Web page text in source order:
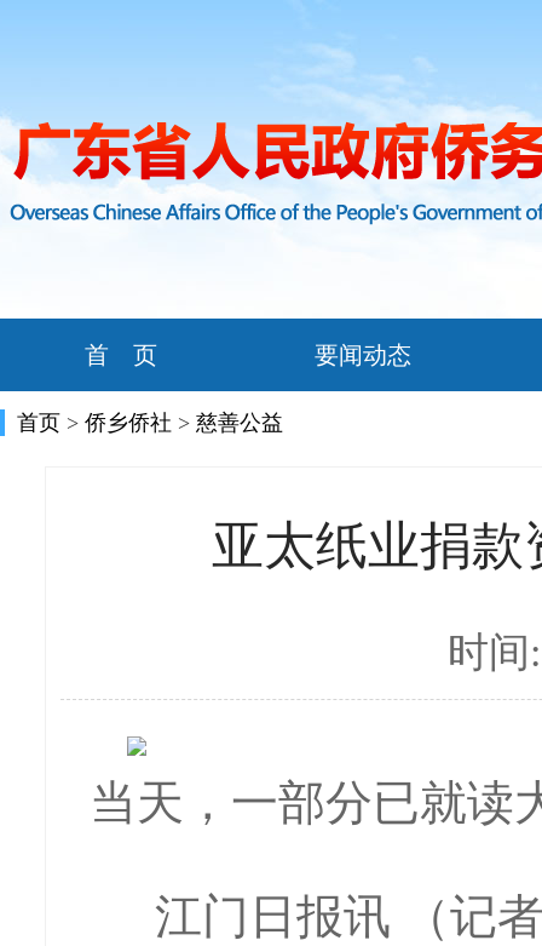
首 页 要闻动态
首页 > 侨乡侨社 > 慈善公益
亚太纸业捐款
时间
当天，一部分已就读
江门日报讯 （记者/